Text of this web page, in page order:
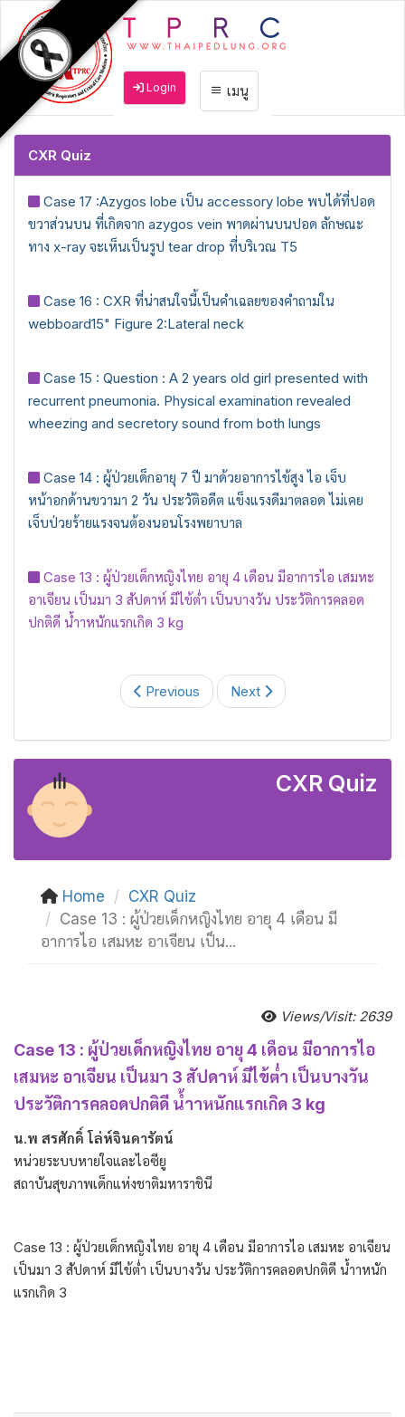
เมนู
Login
CXR Quiz
Case 17 :Azygos lobe เป็น accessory lobe พบได้ที่ปอด
ขวาส่วนบน ที่เกิดจาก azygos vein พาดผ่านบนปอด ลักษณะ
ทาง x-ray จะเห็นเป็นรูป tear drop ที่บริเวณ T5
Case 16 : CXR ที่น่าสนใจนี้เป็นคำเฉลยของคำถามใน
webboard15" Figure 2:Lateral neck
Case 15 : Question : A 2 years old girl presented with
recurrent pneumonia. Physical examination revealed
wheezing and secretory sound from both lungs
Case 14 : ผู้ป่วยเด็กอายุ 7 ปี มาด้วยอาการไข้สูง ไอ เจ็บ
หน้าอกด้านขวามา 2 วัน ประวัติอดีต แข็งแรงดีมาตลอด ไม่เคย
เจ็บป่วยร้ายแรงจนต้องนอนโรงพยาบาล
Case 13 : ผู้ป่วยเด็กหญิงไทย อายุ 4 เดือน มีอาการไอ เสมหะ
อาเจียน เป็นมา 3 สัปดาห์ มีไข้ต่ำ เป็นบางวัน ประวัติการคลอด
ปกติดี น้ำาหนักแรกเกิด 3 kg
Previous Next
CXR Quiz
Home
CXR Quiz
Case 13 : ผู้ป่วยเด็กหญิงไทย อายุ 4 เดือน มี
อาการไอ เสมหะ อาเจียน เป็น...
Views/Visit: 2639
Case 13 : ผู้ป่วยเด็กหญิงไทย อายุ 4 เดือน มีอาการไอ
เสมหะ อาเจียน เป็นมา 3 สัปดาห์ มีไข้ต่ำ เป็นบางวัน
ประวัติการคลอดปกติดี น้ำาหนักแรกเกิด 3 kg
น.พ สรศักดิ์ โล่ห์จินดารัตน์
หน่วยระบบหายใจและไอซียู
สถาบันสุขภาพเด็กแห่งชาติมหาราชินี
Case 13 : ผู้ป่วยเด็กหญิงไทย อายุ 4 เดือน มีอาการไอ เสมหะ อาเจียน
เป็นมา 3 สัปดาห์ มีไข้ต่ำ เป็นบางวัน ประวัติการคลอดปกติดี น้ำาหนัก
แรกเกิด 3